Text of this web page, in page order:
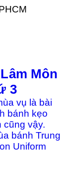
Môn
3
vụ là bài
bánh kẹo
cũng vậy.
bánh Trung
Uniform